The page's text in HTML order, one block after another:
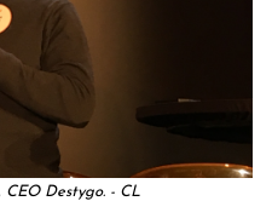
Destygo. - CL